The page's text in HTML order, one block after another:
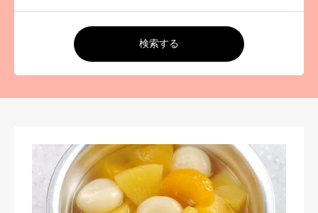
検索する